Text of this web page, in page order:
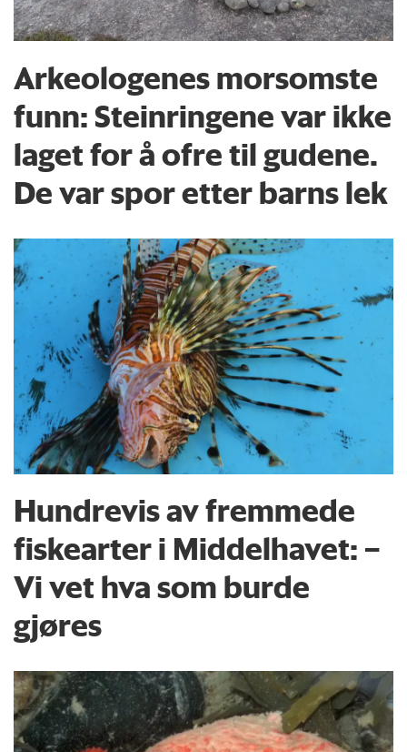
Arkeologenes morsomste
funn: Steinringene var ikke
laget for å ofre til gudene.
De var spor etter barns lek
Hundrevis av fremmede
fiskearter i Middelhavet: –
Vi vet hva som burde
gjøres